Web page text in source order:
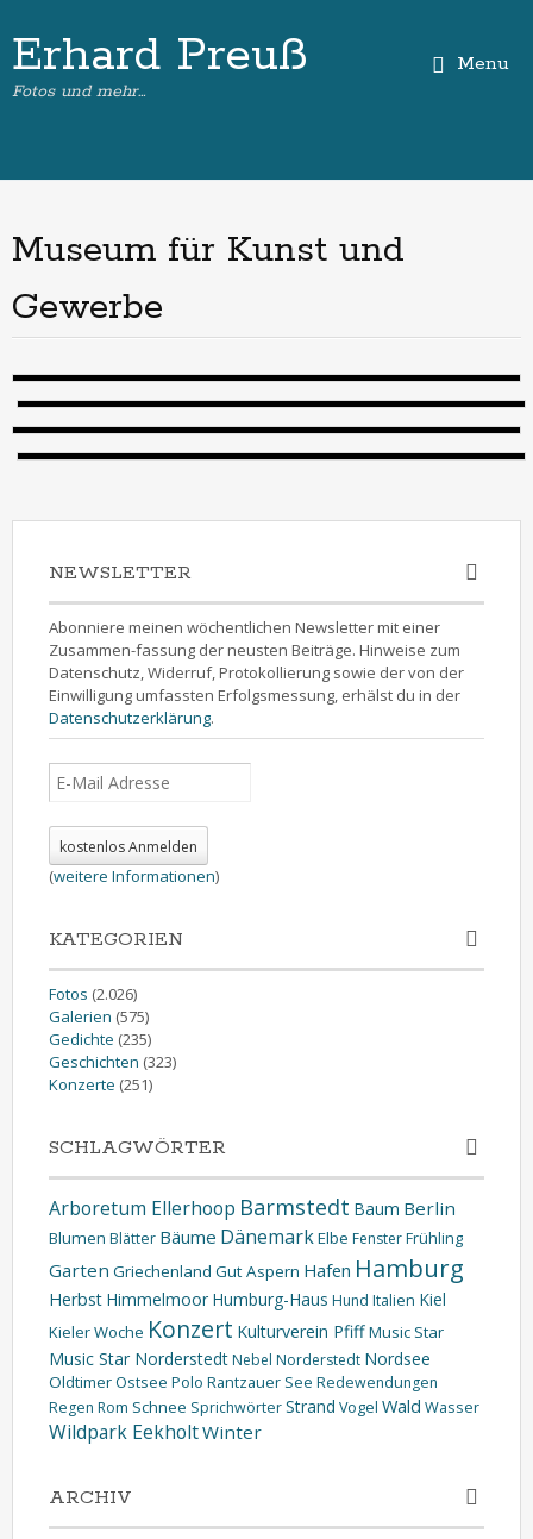
Erhard Preuß
Fotos und mehr…
Menu
Museum für Kunst und
Gewerbe
NEWSLETTER
Abonniere meinen wöchentlichen Newsletter mit einer
Zusammen-fassung der neusten Beiträge. Hinweise zum
Datenschutz, Widerruf, Protokollierung sowie der von der
Einwilligung umfassten Erfolgsmessung, erhälst du in der
Datenschutzerklärung.
(weitere Informationen)
KATEGORIEN
Fotos (2.026)
Galerien (575)
Gedichte (235)
Geschichten (323)
Konzerte (251)
SCHLAGWÖRTER
Arboretum Ellerhoop Barmstedt Baum Berlin
Blumen Blätter Bäume DänemarkElbe FensterFrühling
Garten Griechenland Gut Aspern Hafen Hamburg
Herbst Himmelmoor Humburg-Haus Hund Italien Kiel
Kieler Woche Konzert Kulturverein PfiffMusic Star
Music Star Norderstedt Nebel Norderstedt Nordsee
OldtimerOstsee Polo Rantzauer See Redewendungen
Regen Rom Schnee SprichwörterStrand Vogel Wald Wasser
Wildpark EekholtWinter
ARCHIV